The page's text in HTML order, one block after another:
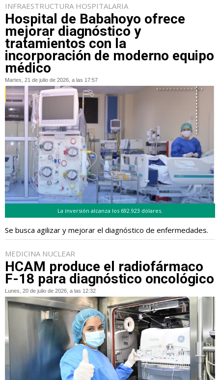
INFRAESTRUCTURA HOSPITALARIA
Hospital de Babahoyo ofrece
mejorar diagnóstico y
tratamientos con la
incorporación de moderno equipo
médico
Martes, 21 de julio de 2026, a las 17:57
La inversión alcanza los 692.923 dólares.
Se busca agilizar y mejorar el diagnóstico de enfermedades.
MEDICINA NUCLEAR
HCAM produce el radiofármaco
F-18 para diagnóstico oncológico
Lunes, 20 de julio de 2026, a las 12:32